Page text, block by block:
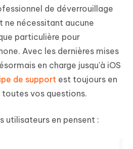
de déverrouillage
ne nécessitant aucune
particulière pour
Avec les dernières mises
en charge jusqu'à iOS
de support est toujours en
vos questions.
utilisateurs en pensent :